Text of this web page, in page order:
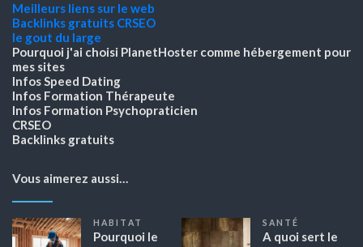
Meilleurs liens sur le web
Backlinks gratuits CRSEO
le gout du large
Pourquoi j'ai choisi PlanetHoster comme hébergement pour
mes sites
Infos Speed Dating
Infos Formation Thérapeute
Infos Formation Psychopraticien
CRSEO
Backlinks gratuits
Vous aimerez aussi…
HABITAT
Pourquoi le
SANTÉ
A quoi sert le